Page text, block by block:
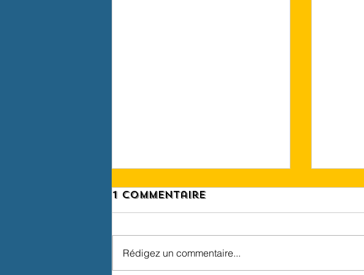
1 commentaire
Rédigez un commentaire...